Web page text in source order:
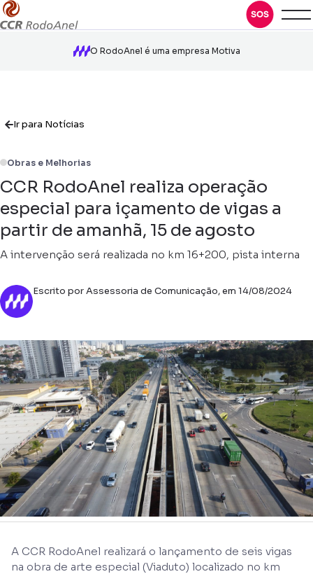
O RodoAnel é uma empresa Motiva
Ir para Notícias
Obras e Melhorias
CCR RodoAnel realiza operação
especial para içamento de vigas a
partir de amanhã, 15 de agosto
A intervenção será realizada no km 16+200, pista interna
Escrito por Assessoria de Comunicação, em 14/08/2024
A CCR RodoAnel realizará o lançamento de seis vigas
na obra de arte especial (Viaduto) localizado no km